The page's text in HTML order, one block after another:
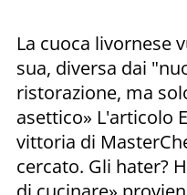
La cuoca livornese
sua, diversa dai
ristorazione, ma
asettico» L'articolo
vittoria di
cercato. Gli hater?